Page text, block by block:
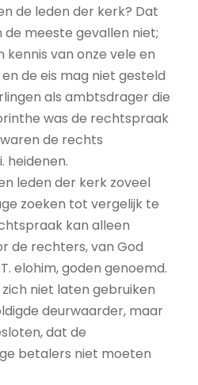
de leden der kerk? Dat
meeste gevallen niet;
kennis van onze vele en
de eis mag niet gesteld
als ambtsdrager die
was de rechtspraak
de rechts
heidenen.
leden der kerk zoveel
zoeken tot vergelijk te
kan alleen
de rechters, van God
elohim, goden genoemd.
niet laten gebruiken
deurwaarder, maar
dat de
betalers niet moeten